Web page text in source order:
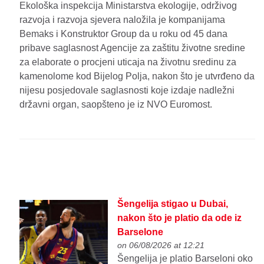
Ekološka inspekcija Ministarstva ekologije, održivog
razvoja i razvoja sjevera naložila je kompanijama
Bemaks i Konstruktor Group da u roku od 45 dana
pribave saglasnost Agencije za zaštitu životne sredine
za elaborate o procjeni uticaja na životnu sredinu za
kamenolome kod Bijelog Polja, nakon što je utvrđeno da
nijesu posjedovale saglasnosti koje izdaje nadležni
državni organ, saopšteno je iz NVO Euromost.
Šengelija stigao u Dubai,
nakon što je platio da ode iz
Barselone
on 06/08/2026 at 12:21
Šengelija je platio Barseloni oko